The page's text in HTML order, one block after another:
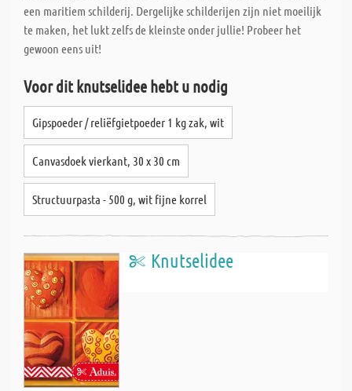
een maritiem schilderij. Dergelijke schilderijen zijn niet moeilijk
te maken, het lukt zelfs de kleinste onder jullie! Probeer het
gewoon eens uit!
Voor dit knutselidee hebt u nodig
Gipspoeder / reliëfgietpoeder 1 kg zak, wit
Canvasdoek vierkant, 30 x 30 cm
Structuurpasta - 500 g, wit fijne korrel
Knutselidee